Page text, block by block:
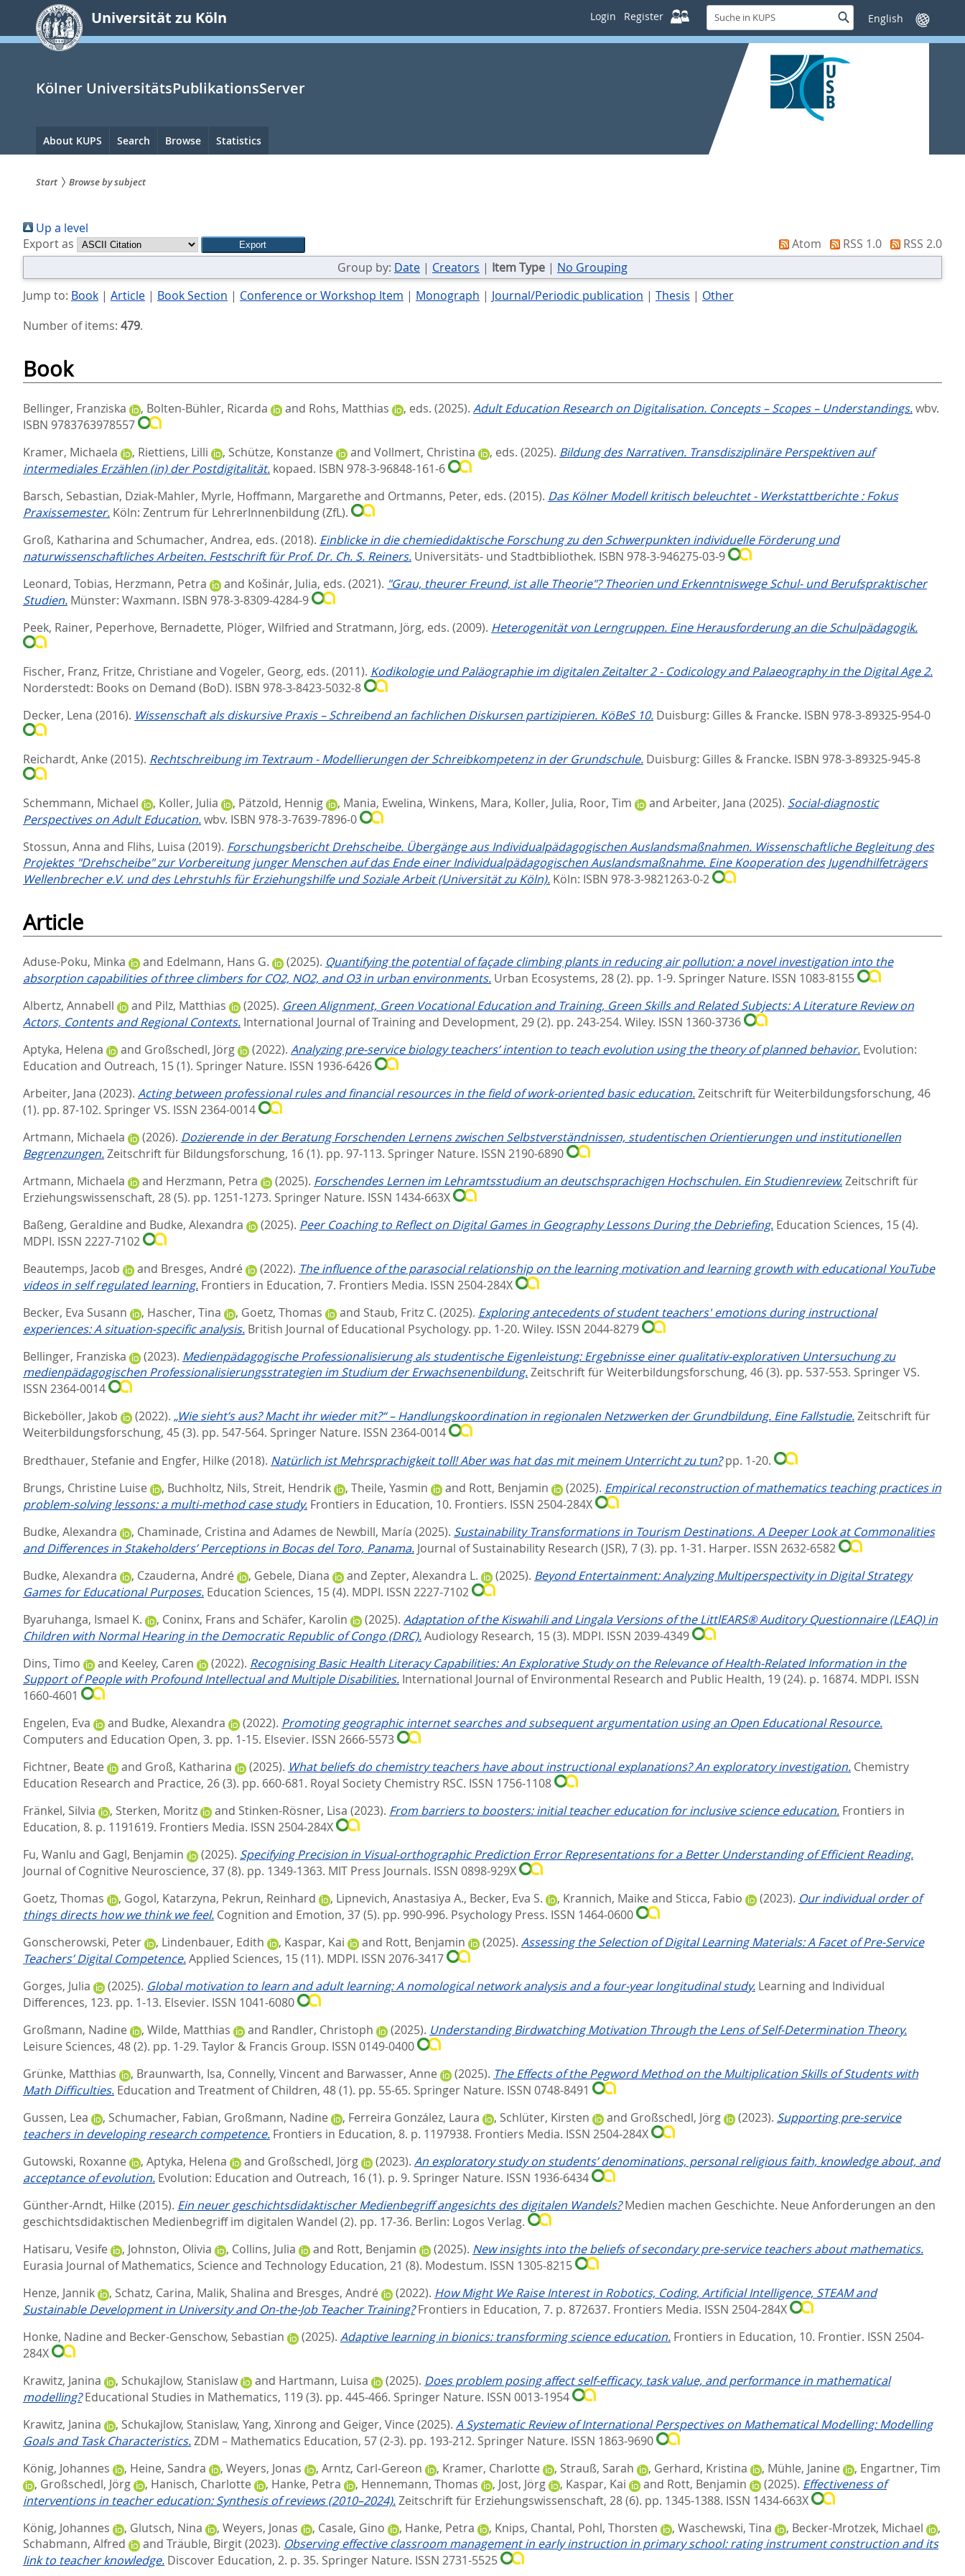
springen
Universität zu Köln Login Register
Suche
in
KUPS
SucheSprache
wechseln
Kölner UniversitätsPublikationsServer
Hauptnavigation
About KUPS Search Browse Statistics
sind
hier:
Start Browse by subject
Up a level
Export as
Atom RSS 1.0
RSS 2.0
Group by: Date | Creators | Item Type | No Grouping
Jump to: Book| Article| Book Section | Conference or Workshop Item | Monograph | Journal/Periodic publication | Thesis | Other
Number of items: 479.
Book
Bellinger, Franziska , Bolten-Bühler, Ricarda and Rohs, Matthias , eds. (2025). Adult Education Research on Digitalisation. Concepts – Scopes – Understandings.wbv.
ISBN 9783763978557
Kramer, Michaela
, Riettiens, Lilli , Schütze, Konstanze and Vollmert, Christina , eds. (2025). Bildung des Narrativen. Transdisziplinäre Perspektiven auf
intermediales Erzählen (in) der Postdigitalität. kopaed. ISBN 978-3-96848-161-6
Barsch, Sebastian, Dziak-Mahler, Myrle, Hoffmann, Margarethe and Ortmanns, Peter, eds. (2015). Das Kölner Modell kritisch beleuchtet - Werkstattberichte : Fokus
Praxissemester. Köln: Zentrum für LehrerInnenbildung (ZfL).
Groß, Katharina and Schumacher, Andrea, eds. (2018). Einblicke in die chemiedidaktische Forschung zu den Schwerpunkten individuelle Förderung und
naturwissenschaftliches Arbeiten. Festschrift für Prof. Dr. Ch. S. Reiners. Universitäts- und Stadtbibliothek. ISBN 978-3-946275-03-9
Leonard, Tobias, Herzmann, Petra and Košinár, Julia, eds. (2021). "Grau, theurer Freund, ist alle Theorie"? Theorien und Erkenntniswege Schul- und Berufspraktischer
Studien. Münster: Waxmann. ISBN 978-3-8309-4284-9
Peek, Rainer, Peperhove, Bernadette, Plöger, Wilfried and Stratmann, Jörg, eds. (2009). Heterogenität von Lerngruppen. Eine Herausforderung an die Schulpädagogik.
Fischer, Franz, Fritze, Christiane and Vogeler, Georg, eds. (2011). Kodikologie und Paläographie im digitalen Zeitalter 2 - Codicology and Palaeography in the Digital Age 2.
Norderstedt: Books on Demand (BoD). ISBN 978-3-8423-5032-8
Decker, Lena (2016). Wissenschaft als diskursive Praxis – Schreibend an fachlichen Diskursen partizipieren. KöBeS 10. Duisburg: Gilles & Francke. ISBN 978-3-89325-954-0
Reichardt, Anke (2015). Rechtschreibung im Textraum - Modellierungen der Schreibkompetenz in der Grundschule. Duisburg: Gilles & Francke. ISBN 978-3-89325-945-8
Schemmann, Michael , Koller, Julia , Pätzold, Hennig , Mania, Ewelina, Winkens, Mara, Koller, Julia, Roor, Tim and Arbeiter, Jana (2025). Social-diagnostic
Perspectives on Adult Education.wbv. ISBN 978-3-7639-7896-0
Stossun, Anna and Flihs, Luisa (2019). Forschungsbericht Drehscheibe. Übergänge aus Individualpädagogischen Auslandsmaßnahmen. Wissenschaftliche Begleitung des
Projektes "Drehscheibe" zur Vorbereitung junger Menschen auf das Ende einer Individualpädagogischen Auslandsmaßnahme. Eine Kooperation des Jugendhilfeträgers
Wellenbrecher e.V. und des Lehrstuhls für Erziehungshilfe und Soziale Arbeit (Universität zu Köln). Köln: ISBN 978-3-9821263-0-2
Article
Aduse-Poku, Minka and Edelmann, Hans G. (2025). Quantifying the potential of façade climbing plants in reducing air pollution: a novel investigation into the
absorption capabilities of three climbers for CO2, NO2, and O3 in urban environments. Urban Ecosystems, 28 (2). pp. 1-9. Springer Nature. ISSN 1083-8155
Albertz, Annabell
and Pilz, Matthias (2025). Green Alignment, Green Vocational Education and Training, Green Skills and Related Subjects: A Literature Review on
Actors, Contents and Regional Contexts. International Journal of Training and Development, 29 (2). pp. 243-254. Wiley. ISSN 1360-3736
Aptyka, Helena
and Großschedl, Jörg (2022). Analyzing pre-service biology teachers’ intention to teach evolution using the theory of planned behavior. Evolution:
Education and Outreach, 15 (1). Springer Nature. ISSN 1936-6426
Arbeiter, Jana (2023). Acting between professional rules and financial resources in the field of work-oriented basic education.Zeitschrift für Weiterbildungsforschung, 46
(1). pp. 87-102. Springer VS. ISSN 2364-0014
Artmann, Michaela
(2026). Dozierende in der Beratung Forschenden Lernens zwischen Selbstverständnissen, studentischen Orientierungen und institutionellen
Begrenzungen.Zeitschrift für Bildungsforschung, 16 (1). pp. 97-113. Springer Nature. ISSN 2190-6890
Artmann, Michaela
and Herzmann, Petra (2025). Forschendes Lernen im Lehramtsstudium an deutschsprachigen Hochschulen. Ein Studienreview.Zeitschrift für
Erziehungswissenschaft, 28 (5). pp. 1251-1273. Springer Nature. ISSN 1434-663X
Baßeng, Geraldine and Budke, Alexandra (2025). Peer Coaching to Reflect on Digital Games in Geography Lessons During the Debriefing. Education Sciences, 15 (4).
MDPI. ISSN 2227-7102
Beautemps, Jacob
and Bresges, André (2022). The influence of the parasocial relationship on the learning motivation and learning growth with educational YouTube
videos in self regulated learning. Frontiers in Education, 7. Frontiers Media. ISSN 2504-284X
Becker, Eva Susann
, Hascher, Tina , Goetz, Thomas and Staub, Fritz C. (2025). Exploring antecedents of student teachers' emotions during instructional
experiences: A situation‑specific analysis. British Journal of Educational Psychology. pp. 1-20. Wiley. ISSN 2044-8279
Bellinger, Franziska
(2023). Medienpädagogische Professionalisierung als studentische Eigenleistung: Ergebnisse einer qualitativ-explorativen Untersuchung zu
medienpädagogischen Professionalisierungsstrategien im Studium der Erwachsenenbildung.Zeitschrift für Weiterbildungsforschung, 46 (3). pp. 537-553. Springer VS.
ISSN 2364-0014
Bickeböller, Jakob
(2022). „Wie sieht’s aus? Macht ihr wieder mit?“ – Handlungskoordination in regionalen Netzwerken der Grundbildung. Eine Fallstudie.Zeitschrift für
Weiterbildungsforschung, 45 (3). pp. 547-564. Springer Nature. ISSN 2364-0014
Bredthauer, Stefanie and Engfer, Hilke (2018). Natürlich ist Mehrsprachigkeit toll! Aber was hat das mit meinem Unterricht zu tun? pp. 1-20.
Brungs, Christine Luise
, Buchholtz, Nils, Streit, Hendrik , Theile, Yasmin and Rott, Benjamin (2025). Empirical reconstruction of mathematics teaching practices in
problem-solving lessons: a multi-method case study. Frontiers in Education, 10. Frontiers. ISSN 2504-284X
Budke, Alexandra
, Chaminade, Cristina and Adames de Newbill, María (2025). Sustainability Transformations in Tourism Destinations. A Deeper Look at Commonalities
and Differences in Stakeholders’ Perceptions in Bocas del Toro, Panama. Journal of Sustainability Research (JSR), 7 (3). pp. 1-31. Harper. ISSN 2632-6582
Budke, Alexandra
, Czauderna, André , Gebele, Diana and Zepter, Alexandra L. (2025). Beyond Entertainment: Analyzing Multiperspectivity in Digital Strategy
Games for Educational Purposes. Education Sciences, 15 (4). MDPI. ISSN 2227-7102
Byaruhanga, Ismael K.
, Coninx, Frans and Schäfer, Karolin (2025). Adaptation of the Kiswahili and Lingala Versions of the LittlEARS® Auditory Questionnaire (LEAQ) in
Children with Normal Hearing in the Democratic Republic of Congo (DRC).Audiology Research, 15 (3). MDPI. ISSN 2039-4349
Dins, Timo
and Keeley, Caren (2022). Recognising Basic Health Literacy Capabilities: An Explorative Study on the Relevance of Health-Related Information in the
Support of People with Profound Intellectual and Multiple Disabilities. International Journal of Environmental Research and Public Health, 19 (24). p. 16874. MDPI. ISSN
1660-4601
Engelen, Eva
and Budke, Alexandra (2022). Promoting geographic internet searches and subsequent argumentation using an Open Educational Resource.
Computers and Education Open, 3. pp. 1-15. Elsevier. ISSN 2666-5573
Fichtner, Beate
and Groß, Katharina (2025). What beliefs do chemistry teachers have about instructional explanations? An exploratory investigation. Chemistry
Education Research and Practice, 26 (3). pp. 660-681. Royal Society Chemistry RSC. ISSN 1756-1108
Fränkel, Silvia
, Sterken, Moritz and Stinken-Rösner, Lisa (2023). From barriers to boosters: initial teacher education for inclusive science education. Frontiers in
Education, 8. p. 1191619. Frontiers Media. ISSN 2504-284X
Fu, Wanlu and Gagl, Benjamin (2025). Specifying Precision in Visual-orthographic Prediction Error Representations for a Better Understanding of Efficient Reading.
Journal of Cognitive Neuroscience, 37 (8). pp. 1349-1363. MIT Press Journals. ISSN 0898-929X
Goetz, Thomas
, Gogol, Katarzyna, Pekrun, Reinhard , Lipnevich, Anastasiya A., Becker, Eva S. , Krannich, Maike and Sticca, Fabio (2023). Our individual order of
things directs how we think we feel. Cognition and Emotion, 37 (5). pp. 990-996. Psychology Press. ISSN 1464-0600
Gonscherowski, Peter
, Lindenbauer, Edith , Kaspar, Kai and Rott, Benjamin (2025). Assessing the Selection of Digital Learning Materials: A Facet of Pre-Service
Teachers’ Digital Competence.Applied Sciences, 15 (11). MDPI. ISSN 2076-3417
Gorges, Julia
(2025). Global motivation to learn and adult learning: A nomological network analysis and a four-year longitudinal study. Learning and Individual
Differences, 123. pp. 1-13. Elsevier. ISSN 1041-6080
Großmann, Nadine
, Wilde, Matthias and Randler, Christoph (2025). Understanding Birdwatching Motivation Through the Lens of Self-Determination Theory.
Leisure Sciences, 48 (2). pp. 1-29. Taylor & Francis Group. ISSN 0149-0400
Grünke, Matthias
, Braunwarth, Isa, Connelly, Vincentand Barwasser, Anne (2025). The Effects of the Pegword Method on the Multiplication Skills of Students with
Math Difficulties. Education and Treatment of Children, 48 (1). pp. 55-65. Springer Nature. ISSN 0748-8491
Gussen, Lea
, Schumacher, Fabian, Großmann, Nadine , Ferreira González, Laura , Schlüter, Kirsten and Großschedl, Jörg (2023). Supporting pre-service
teachers in developing research competence. Frontiers in Education, 8. p. 1197938. Frontiers Media. ISSN 2504-284X
Gutowski, Roxanne
, Aptyka, Helena and Großschedl, Jörg (2023). An exploratory study on students’ denominations, personal religious faith, knowledge about, and
acceptance of evolution. Evolution: Education and Outreach, 16 (1). p. 9. Springer Nature. ISSN 1936-6434
Günther-Arndt, Hilke (2015). Ein neuer geschichtsdidaktischer Medienbegriff angesichts des digitalen Wandels? Medien machen Geschichte. Neue Anforderungen an den
geschichtsdidaktischen Medienbegriff im digitalen Wandel (2). pp. 17-36. Berlin: Logos Verlag.
Hatisaru, Vesife
, Johnston, Olivia , Collins, Julia and Rott, Benjamin (2025). New insights into the beliefs of secondary pre-service teachers about mathematics.
Eurasia Journal of Mathematics, Science and Technology Education, 21 (8). Modestum. ISSN 1305-8215
Henze, Jannik
, Schatz, Carina, Malik, Shalina and Bresges, André (2022). How Might We Raise Interest in Robotics, Coding, Artificial Intelligence, STEAM and
Sustainable Development in University and On-the-Job Teacher Training? Frontiers in Education, 7. p. 872637. Frontiers Media. ISSN 2504-284X
Honke, Nadine and Becker-Genschow, Sebastian (2025). Adaptive learning in bionics: transforming science education. Frontiers in Education, 10. Frontier. ISSN 2504-
284X
Krawitz, Janina
, Schukajlow, Stanislaw and Hartmann, Luisa (2025). Does problem posing affect self-efficacy, task value, and performance in mathematical
modelling? Educational Studies in Mathematics, 119 (3). pp. 445-466. Springer Nature. ISSN 0013-1954
Krawitz, Janina
, Schukajlow, Stanislaw, Yang, Xinrongand Geiger, Vince (2025). A Systematic Review of International Perspectives on Mathematical Modelling: Modelling
Goals and Task Characteristics.ZDM – Mathematics Education, 57 (2-3). pp. 193-212. Springer Nature. ISSN 1863-9690
König, Johannes
, Heine, Sandra , Weyers, Jonas , Arntz, Carl-Gereon , Kramer, Charlotte , Strauß, Sarah , Gerhard, Kristina , Mühle, Janine , Engartner, Tim
, Großschedl, Jörg , Hanisch, Charlotte , Hanke, Petra , Hennemann, Thomas , Jost, Jörg , Kaspar, Kai and Rott, Benjamin (2025). Effectiveness of
interventions in teacher education: Synthesis of reviews (2010–2024).Zeitschrift für Erziehungswissenschaft, 28 (6). pp. 1345-1388. ISSN 1434-663X
König, Johannes
, Glutsch, Nina , Weyers, Jonas , Casale, Gino , Hanke, Petra , Knips, Chantal, Pohl, Thorsten , Waschewski, Tina , Becker-Mrotzek, Michael
,
Schabmann, Alfred
and Träuble, Birgit(2023). Observing effective classroom management in early instruction in primary school: rating instrument construction and its
link to teacher knowledge. Discover Education, 2. p. 35. Springer Nature. ISSN 2731-5525